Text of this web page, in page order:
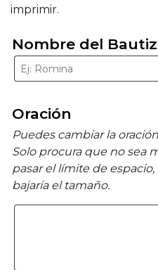
imprimir.
Nombre del
Oración
Puedes cambiar la
Solo procura que no sea
pasar el límite de
bajaría el tamaño.